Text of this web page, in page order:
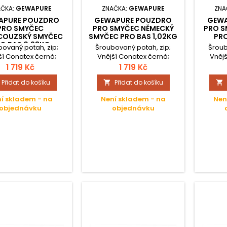
GEWAPURE
POUZDRO
SMYČEC
SMYČEC
BAS 0,98KG
potah, zip;
Conatex černá;
sametový plyš
Jednoduché
pouzdro;
1 719 Kč
Přidat do košíku
skladem - na
objednávku
ZNAČKA: GEWAPURE
GEWAPURE POUZDRO
PRO SMYČEC NĚMECKÝ
SMYČEC PRO BAS 1,02KG
Šroubovaný potah, zip;
Vnější Conatex černá;
Vnitřní sametový plyš
antracit; Jednoduché
pouzdro;
1 719 Kč
 Přidat do košíku
Není skladem - na
objednávku
PRO
